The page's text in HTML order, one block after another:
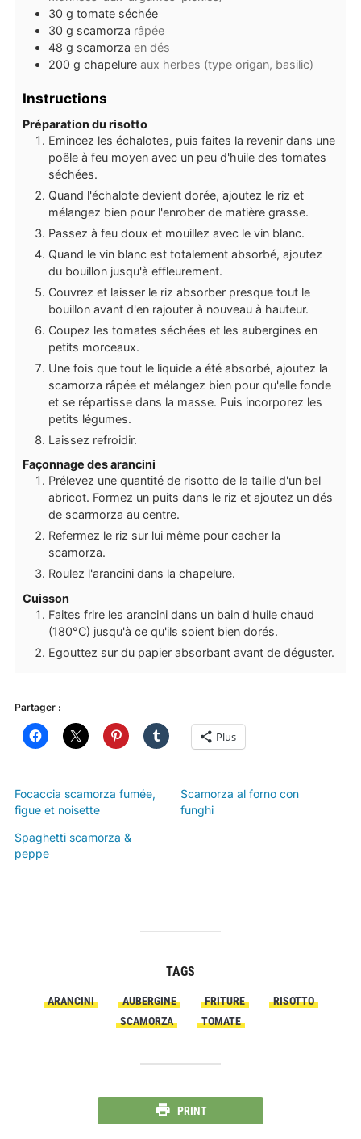
30 g tomate séchée
30 g scamorza râpée
48 g scamorza en dés
200 g chapelure aux herbes (type origan, basilic)
Instructions
Préparation du risotto
Emincez les échalotes, puis faites la revenir dans une
poêle à feu moyen avec un peu d'huile des tomates
séchées.
Quand l'échalote devient dorée, ajoutez le riz et
mélangez bien pour l'enrober de matière grasse.
Passez à feu doux et mouillez avec le vin blanc.
Quand le vin blanc est totalement absorbé, ajoutez
du bouillon jusqu'à effleurement.
Couvrez et laisser le riz absorber presque tout le
bouillon avant d'en rajouter à nouveau à hauteur.
Coupez les tomates séchées et les aubergines en
petits morceaux.
Une fois que tout le liquide a été absorbé, ajoutez la
scamorza râpée et mélangez bien pour qu'elle fonde
et se répartisse dans la masse. Puis incorporez les
petits légumes.
Laissez refroidir.
Façonnage des arancini
Prélevez une quantité de risotto de la taille d'un bel
abricot. Formez un puits dans le riz et ajoutez un dés
de scarmorza au centre.
Refermez le riz sur lui même pour cacher la
scamorza.
Roulez l'arancini dans la chapelure.
Cuisson
Faites frire les arancini dans un bain d'huile chaud
(180°C) jusqu'à ce qu'ils soient bien dorés.
Egouttez sur du papier absorbant avant de déguster.
Partager :
Plus
Focaccia scamorza fumée,
figue et noisette
Scamorza al forno con
funghi
Spaghetti scamorza &
peppe
TAGS
ARANCINI AUBERGINE FRITURE
RISOTTO
SCAMORZA
TOMATE
PRINT